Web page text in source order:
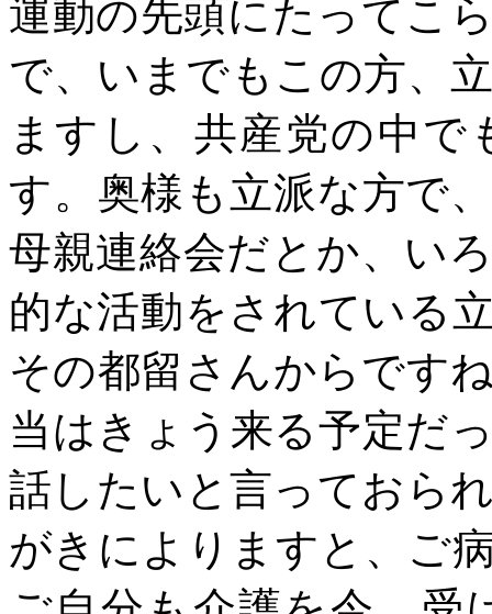
運動の先頭にたってこ
で、いまでもこの方、
ますし、共産党の中
す。奥様も立派な方で
母親連絡会だとか、い
的な活動をされている
その都留さんからです
当はきょう来る予定だ
話したいと言っておら
がきによりますと、ご